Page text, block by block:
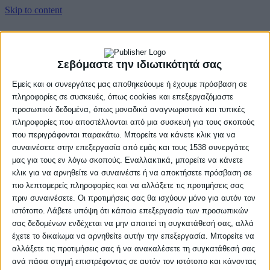
Σεβόμαστε την ιδιωτικότητά σας
Εμείς και οι συνεργάτες μας αποθηκεύουμε ή έχουμε πρόσβαση σε
πληροφορίες σε συσκευές, όπως cookies και επεξεργαζόμαστε
προσωπικά δεδομένα, όπως μοναδικά αναγνωριστικά και τυπικές
πληροφορίες που αποστέλλονται από μια συσκευή για τους σκοπούς
που περιγράφονται παρακάτω. Μπορείτε να κάνετε κλικ για να
συναινέσετε στην επεξεργασία από εμάς και τους 1538 συνεργάτες
μας για τους εν λόγω σκοπούς. Εναλλακτικά, μπορείτε να κάνετε
κλικ για να αρνηθείτε να συναινέστε ή να αποκτήσετε πρόσβαση σε
πιο λεπτομερείς πληροφορίες και να αλλάξετε τις προτιμήσεις σας
πριν συναινέσετε. Οι προτιμήσεις σας θα ισχύουν μόνο για αυτόν τον
ιστότοπο. Λάβετε υπόψη ότι κάποια επεξεργασία των προσωπικών
σας δεδομένων ενδέχεται να μην απαιτεί τη συγκατάθεσή σας, αλλά
έχετε το δικαίωμα να αρνηθείτε αυτήν την επεξεργασία. Μπορείτε να
αλλάξετε τις προτιμήσεις σας ή να ανακαλέσετε τη συγκατάθεσή σας
ανά πάσα στιγμή επιστρέφοντας σε αυτόν τον ιστότοπο και κάνοντας
Skip to content
Βαθμολογία
Πρόγραμμα
Ομάδες
Νέα
Gallery
Αρχική
Βαθμολογία
Πρόγραμμα
Ομάδες
Νέα